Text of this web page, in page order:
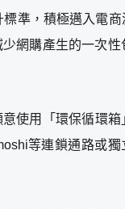
準，積極邁入電
網購產生的一次
使用「環保循環
等連鎖通路或